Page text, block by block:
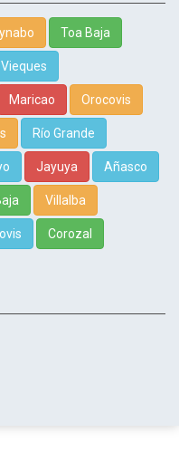
Toa Baja
Vieques
Maricao Orocovis
Río Grande
Jayuya Añasco
Villalba
Corozal